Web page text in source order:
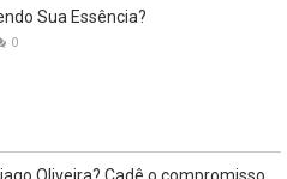
Sua Essência?
0